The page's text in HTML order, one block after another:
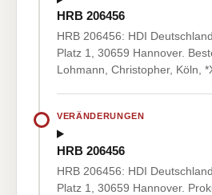
HRB 206456
HRB 206456: HDI
Platz 1, 30659 Hannover.
Lohmann, Christopher, Köln,
VERÄNDERUNGEN
HRB 206456
HRB 206456: HDI
Platz 1, 30659 Hannover.